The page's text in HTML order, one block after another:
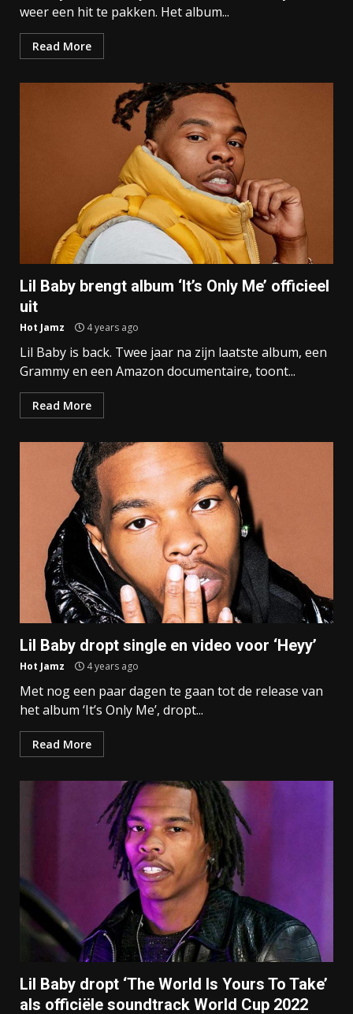
weer een hit te pakken. Het album...
Read More
Lil Baby brengt album ‘It’s Only Me’ officieel
uit
Hot Jamz 4 years ago
Lil Baby is back. Twee jaar na zijn laatste album, een
Grammy en een Amazon documentaire, toont...
Read More
Lil Baby dropt single en video voor ‘Heyy’
Hot Jamz 4 years ago
Met nog een paar dagen te gaan tot de release van
het album ‘It’s Only Me’, dropt...
Read More
Lil Baby dropt ‘The World Is Yours To Take’
als officiële soundtrack World Cup 2022